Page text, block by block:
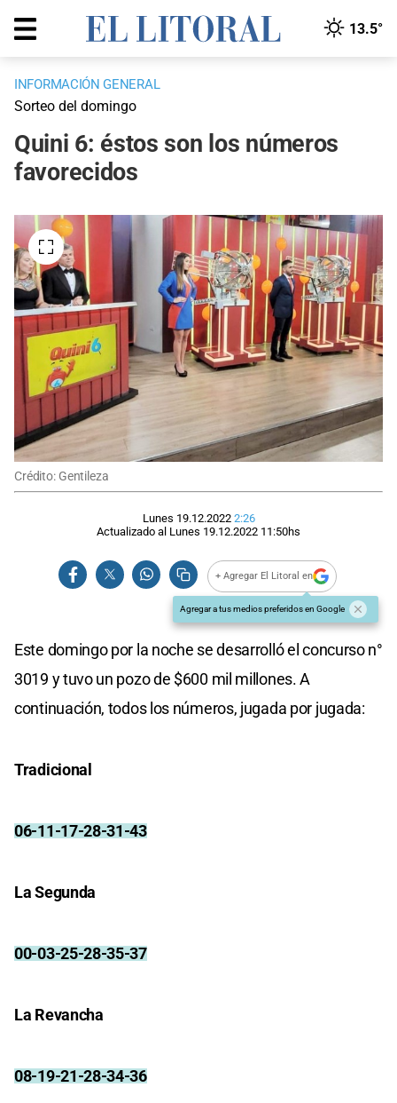
13.5°
INFORMACIÓN GENERAL
Sorteo del domingo
Quini 6: éstos son los números
favorecidos
Crédito: Gentileza
Lunes 19.12.2022 2:26
Actualizado al Lunes 19.12.2022 11:50hs
+ Agregar El Litoral en
Agregar a tus medios preferidos en Google
Este domingo por la noche se desarrolló el concurso n°
3019 y tuvo un pozo de $600 mil millones. A
continuación, todos los números, jugada por jugada:
Tradicional
06-11-17-28-31-43
La Segunda
00-03-25-28-35-37
La Revancha
08-19-21-28-34-36